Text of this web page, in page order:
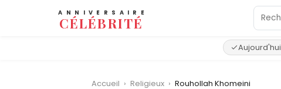
ANNIVERSAIRE
CÉLÉBRITÉ
Aujourd'hui
Accueil › Religieux › Rouhollah Khomeini